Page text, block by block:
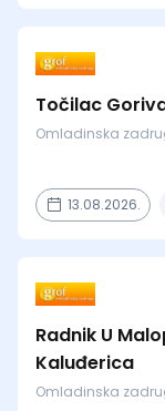
Točilac
Omladinska
13.08.2026.
Radnik U
Kaluđerica
Omladinska